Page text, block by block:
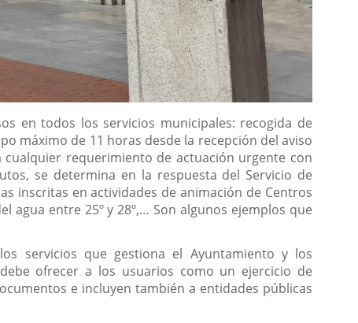
en todos los servicios municipales: recogida de
máximo de 11 horas desde la recepción del aviso
cualquier requerimiento de actuación urgente con
se determina en la respuesta del Servicio de
inscritas en actividades de animación de Centros
agua entre 25º y 28º,… Son algunos ejemplos que
servicios que gestiona el Ayuntamiento y los
ofrecer a los usuarios como un ejercicio de
e incluyen también a entidades públicas